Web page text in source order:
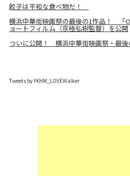
餃子は平和な食べ物だ！
横浜中華街映画祭の最後の1作品！ 「
ョートフィルム（京極弘樹監督）を公開
ついに公開！ 横浜中華街映画祭・最後
Tweets by YKHM_LOVEWalker